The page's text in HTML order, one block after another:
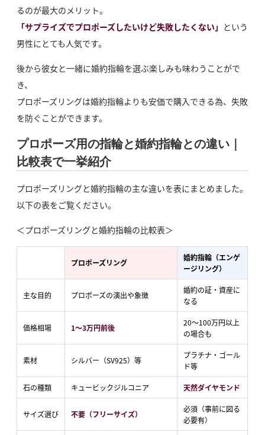
るのが最大のメリット。
「サプライズでプロポーズしたいけど失敗したくない」 という
男性にとても人気です。
後から彼女と一緒に婚約指輪を選ぶ楽しみも味わうことがで
き、
プロポーズリングは婚約指輪よりも安価で購入できる為、失敗
を防ぐことができます。
プロポーズ用の指輪と婚約指輪との違い｜
比較表で一挙紹介
プロポーズリングと婚約指輪の主な違いを表にまとめました。
以下の表をご覧ください。
＜プロポーズリングと婚約指輪の比較表＞
プロポーズリング
婚約指輪（エンゲ
ージリング）
主な目的 プロポーズの演出や象徴
婚約の証・資産に
なる
価格相場 1～3万円前後
20～100万円以上
の場合も
素材 シルバー（SV925）等
プラチナ・ゴール
ド等
石の種類 キュービックジルコニア 天然ダイヤモンド
サイズ選び 不要（フリーサイズ）
必須（事前に図る
必要有）